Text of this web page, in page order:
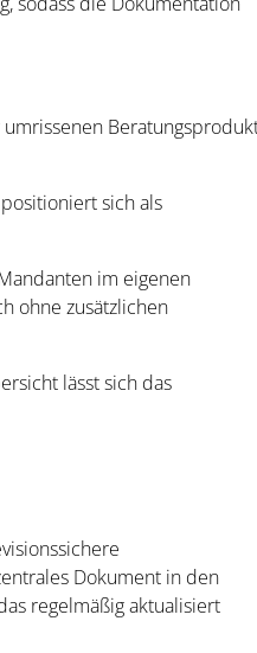
sich als
im eigenen
ohne zusätzlichen
lässt sich das
Dokument in den
regelmäßig aktualisiert